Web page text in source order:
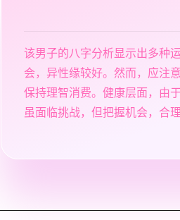
该男子的八字分析显示出多种
会，异性缘较好。然而，应注
保持理智消费。健康层面，由
虽面临挑战，但把握机会，合